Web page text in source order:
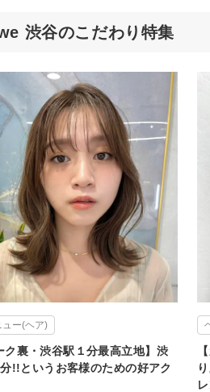
渋谷のこだわり特集
ュー(ヘア)
ク裏・渋谷駅１分最高立地】渋
!!というお客様のための好アク